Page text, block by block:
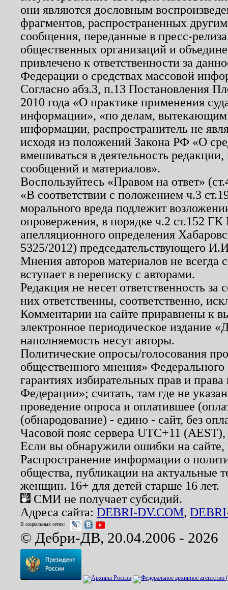
они являются дословным
фрагментов, распространенных
сообщения, переданные в пресс-
общественных организаций и
привлечено к ответственности за
Федерации о средствах массовой
Согласно абз.3, п.13 Постановления
2010 года «О практике применения
информации», «по делам, вытекающим
информации, распространитель не
исходя из положений Закона РФ «О
вмешиваться в деятельность
сообщений и материалов».
Воспользуйтесь «Правом на ответ»
«В соответствии с положением ч.3
морального вреда подлежит
опровержения, в порядке ч.2 ст.152
апелляционного определения
5325/2012) председательствующего
Мнения авторов материалов не
вступает в переписку с авторами.
Редакция не несет ответственность
них ответственны, соответственно,
Комментарии на сайте приравнены к
электронное периодическое издание
наполняемость несут авторы.
Политические опросы/голосования
общественного мнения»
гарантиях избирательных прав и
Федерации»; считать, там где не
проведение опроса и оплатившее
(обнародование) - едино - сайт, без
Часовой пояс сервера UTC+11
Если вы обнаружили ошибки на
Распространение информации о
общества, публикации на актуальные
женщин. 16+ для детей старше 16 лет.
СМИ не получает субсидий.
Адреса сайта: DEBRI-DV.COM,
В социальных сетях:
© Дебри-ДВ, 20.04.2006 - 2026